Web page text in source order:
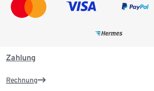
Zahlung
Rechnung